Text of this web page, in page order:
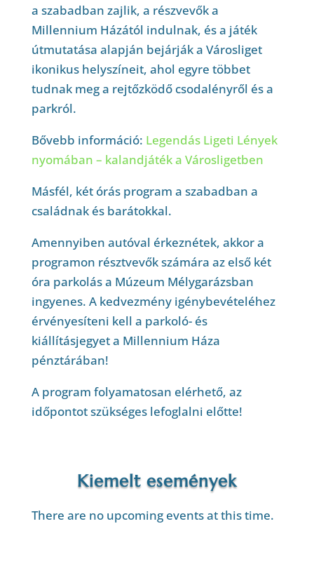
a szabadban zajlik, a részvevők a
Millennium Házától indulnak, és a játék
útmutatása alapján bejárják a Városliget
ikonikus helyszíneit, ahol egyre többet
tudnak meg a rejtőzködő csodalényről és a
parkról.
Bővebb információ: Legendás Ligeti Lények
nyomában – kalandjáték a Városligetben
Másfél, két órás program a szabadban a
családnak és barátokkal.
Amennyiben autóval érkeznétek, akkor a
programon résztvevők számára az első két
óra parkolás a Múzeum Mélygarázsban
ingyenes. A kedvezmény igénybevételéhez
érvényesíteni kell a parkoló- és
kiállításjegyet a Millennium Háza
pénztárában!
A program folyamatosan elérhető, az
időpontot szükséges lefoglalni előtte!
Kiemelt események
There are no upcoming events at this time.